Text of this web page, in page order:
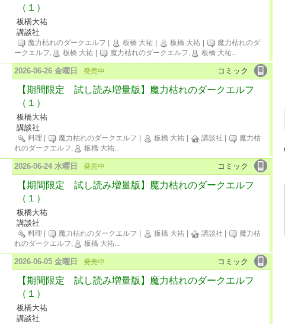
（１）
板橋大祐
講談社
魔力枯れのダークエルフ 板橋 大祐 板橋 大祐
魔力枯れのダ
ークエルフ,
板橋 大祐 魔力枯れのダークエルフ, 板橋 大祐...
コミック
2026-06-26 金曜日 発売中
【期間限定 試し読み増量版】魔力枯れのダークエルフ
（１）
板橋大祐
講談社
料理 魔力枯れのダークエルフ 板橋 大祐 講談社
魔力枯
れのダークエルフ,
板橋 大祐...
コミック
2026-06-24 水曜日 発売中
【期間限定 試し読み増量版】魔力枯れのダークエルフ
（１）
板橋大祐
講談社
料理 魔力枯れのダークエルフ 板橋 大祐 講談社
魔力枯
れのダークエルフ,
板橋 大祐...
コミック
2026-06-05 金曜日 発売中
【期間限定 試し読み増量版】魔力枯れのダークエルフ
（１）
板橋大祐
講談社